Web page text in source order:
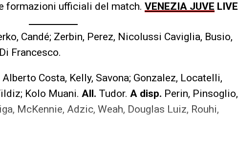
formazioni ufficiali del match. VENEZIA JUVE LIVE
Candé; Zerbin, Perez, Nicolussi Caviglia, Busio,
Di Francesco.
Alberto Costa, Kelly, Savona; Gonzalez, Locatelli,
Kolo Muani. All. Tudor. A disp. Perin, Pinsoglio,
McKennie, Adzic, Weah, Douglas Luiz, Rouhi,